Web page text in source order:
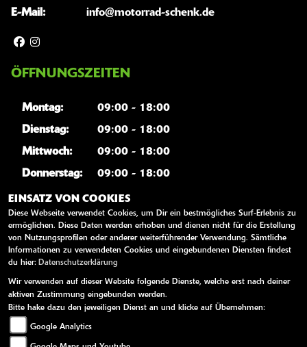
E-Mail:
info@motorrad-schenk.de
ÖFFNUNGSZEITEN
Montag:
09:00 - 18:00
Dienstag:
09:00 - 18:00
Mittwoch:
09:00 - 18:00
Donnerstag:
09:00 - 18:00
Freitag:
09:00 - 18:00
Samstag:
10:00 - 13:00
Sonntag:
geschlossen
WEITERE LINKS
Kawasaki News
Kawasaki Handbücher
EINSATZ VON COOKIES
Diese Webseite verwendet Cookies, um Dir ein bestmögliches Surf-Erlebnis zu
ermöglichen. Diese Daten werden erhoben und dienen nicht für die Erstellung
von Nutzungsprofilen oder anderer weiterführender Verwendung. Sämtliche
Informationen zu verwendeten Cookies und eingebundenen Diensten findest
du hier: Datenschutzerklärung
Wir verwenden auf dieser Website folgende Dienste, welche erst nach deiner
aktiven Zustimmung eingebunden werden.
Bitte hake dazu den jeweiligen Dienst an und klicke auf Übernehmen:
Google Analytics